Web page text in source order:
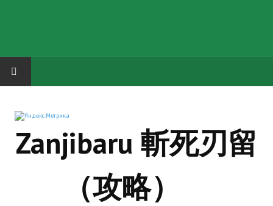
ГРУППА "КАРЛ ВЕЛИКИЙ"
Завершённые проекты
Zanjibaru 斬死刃留
（攻略）